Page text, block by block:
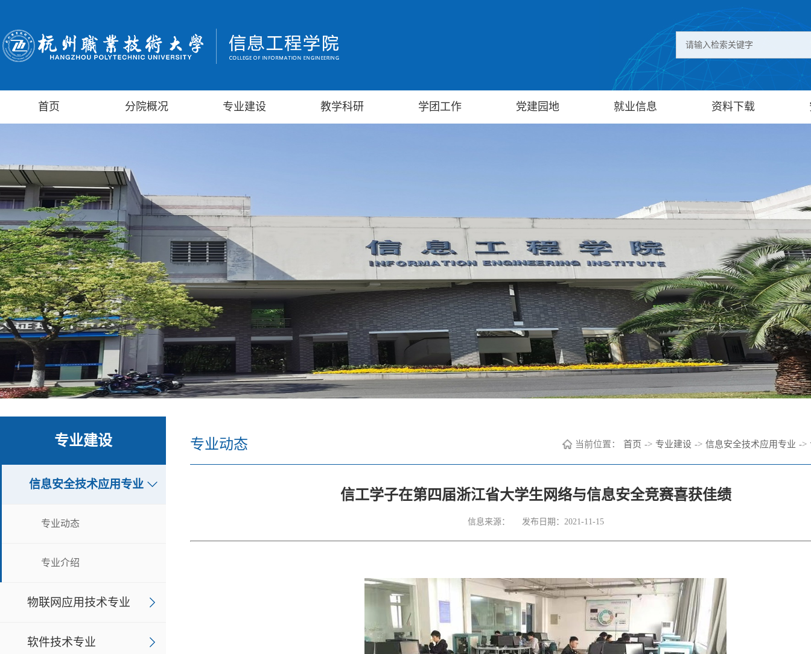
首页 分院概况 专业建设 教学科研 学团工作 党建园地 就业信息 资料下载
专业建设
信息安全技术应用专业
专业动态
专业介绍
物联网应用技术专业
软件技术专业
专业动态 当前位置： 首页 -> 专业建设 -> 信息安全技术应用专业 ->
信工学子在第四届浙江省大学生网络与信息安全竞赛喜获佳绩
信息来源： 发布日期：2021-11-15